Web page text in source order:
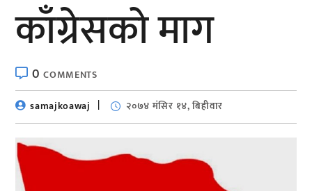
काँग्रेसको माग
0COMMENTS
samajkoawaj
२०७४ मंसिर १४, बिहीवार